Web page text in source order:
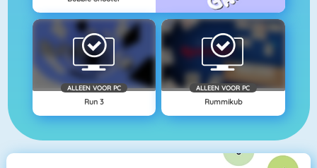
ALLEEN VOOR PC
Run 3
ALLEEN VOOR PC
Rummikub